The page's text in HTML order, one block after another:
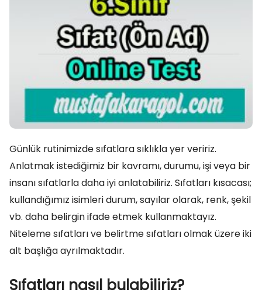
Günlük rutinimizde sıfatlara sıklıkla yer veririz.
Anlatmak istediğimiz bir kavramı, durumu, işi veya bir
insanı sıfatlarla daha iyi anlatabiliriz. Sıfatları kısacası;
kullandığımız isimleri durum, sayılar olarak, renk, şekil
vb. daha belirgin ifade etmek kullanmaktayız.
Niteleme sıfatları ve belirtme sıfatları olmak üzere iki
alt başlığa ayrılmaktadır.
Sıfatları nasıl bulabiliriz?